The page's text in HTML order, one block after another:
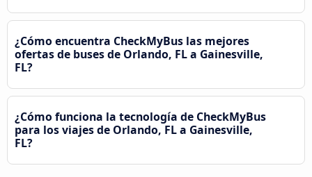
¿Cómo encuentra CheckMyBus las mejores
ofertas de buses de Orlando, FL a Gainesville,
FL?
¿Cómo funciona la tecnología de CheckMyBus
para los viajes de Orlando, FL a Gainesville,
FL?